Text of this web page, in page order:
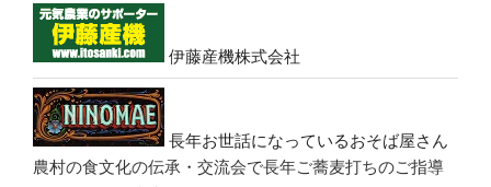
伊藤産機株式会社
長年お世話になっているおそば屋さん
農村の食文化の伝承・交流会で長年ご蕎麦打ちのご指導